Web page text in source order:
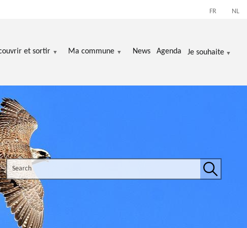
FR NL
et sortir Ma commune News Agenda Je souhaite
Search the site
Search